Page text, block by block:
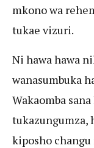
mkono wa
tukae vizuri.
Ni hawa hawa
wanasumbuka
Wakaomba
tukazungumza,
kiposho